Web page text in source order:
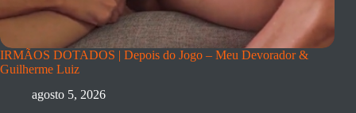
IRMÃOS DOTADOS | Depois do Jogo – Meu Devorador &
Guilherme Luiz
agosto 5, 2026